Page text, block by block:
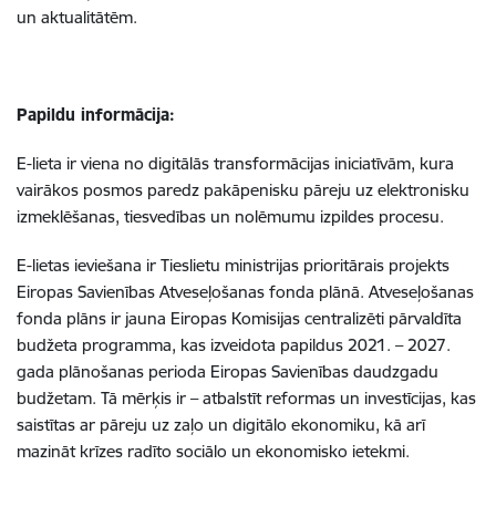
un aktualitātēm.
Papildu informācija:
E-lieta ir viena no digitālās transformācijas iniciatīvām, kura
vairākos posmos paredz pakāpenisku pāreju uz elektronisku
izmeklēšanas, tiesvedības un nolēmumu izpildes procesu.
E-lietas ieviešana ir Tieslietu ministrijas prioritārais projekts
Eiropas Savienības Atveseļošanas fonda plānā. Atveseļošanas
fonda plāns ir jauna Eiropas Komisijas centralizēti pārvaldīta
budžeta programma, kas izveidota papildus 2021. – 2027.
gada plānošanas perioda Eiropas Savienības daudzgadu
budžetam. Tā mērķis ir – atbalstīt reformas un investīcijas, kas
saistītas ar pāreju uz zaļo un digitālo ekonomiku, kā arī
mazināt krīzes radīto sociālo un ekonomisko ietekmi.